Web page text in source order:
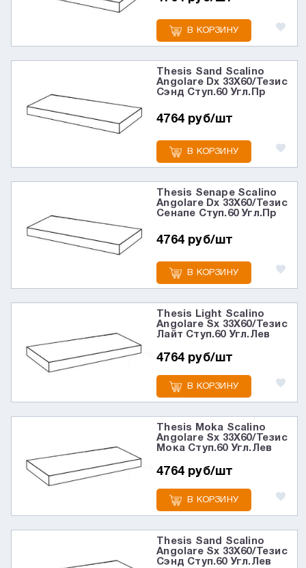
В КОРЗИНУ
Thesis Sand Scalino
Angolare Dx 33X60/Тезис
Сэнд Ступ.60 Угл.Пр
4764 руб/шт
В КОРЗИНУ
Thesis Senape Scalino
Angolare Dx 33X60/Тезис
Сенапе Ступ.60 Угл.Пр
4764 руб/шт
В КОРЗИНУ
Thesis Light Scalino
Angolare Sx 33X60/Тезис
Лайт Ступ.60 Угл.Лев
4764 руб/шт
В КОРЗИНУ
Thesis Moka Scalino
Angolare Sx 33X60/Тезис
Мока Ступ.60 Угл.Лев
4764 руб/шт
В КОРЗИНУ
Thesis Sand Scalino
Angolare Sx 33X60/Тезис
Сэнд Ступ.60 Угл.Лев